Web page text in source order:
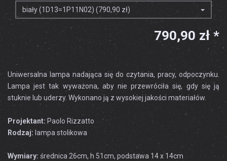
biały (1D13=1P11N02) (790,90 zł)
790,90 zł *
Uniwersalna lampa nadająca się do czytania, pracy, odpoczynku.
Lampa jest tak wyważona, aby nie przewróciła się, gdy się ją
stuknie lub uderzy. Wykonano ją z wysokiej jakości materiałów.
Projektant: Paolo Rizzatto
Rodzaj: lampa stolikowa
Wymiary: średnica 26cm, h 51cm, podstawa 14 x 14cm